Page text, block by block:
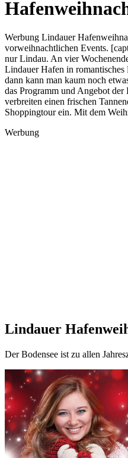
Werbung Lindauer
vorweihnachtlichen Events.
nur Lindau. An vier
Lindauer Hafen in
dann kann man kaum noch
das Programm und Angebot
verbreiten einen frischen
Shoppingtour ein. Mit dem
Werbung
Lindauer
Der Bodensee ist zu allen